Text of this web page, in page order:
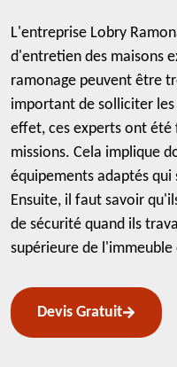
L'entreprise Lobry
d'entretien des maisons
ramonage peuvent être
important de solliciter
effet, ces experts ont
missions. Cela implique
équipements adaptés
Ensuite, il faut savoir
de sécurité quand ils
supérieure de l'immeuble
Devis Gratuit